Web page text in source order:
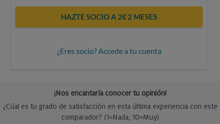
HAZTE SOCIO A 2€ 2 MESES
¿Eres socio? Accede a tu cuenta